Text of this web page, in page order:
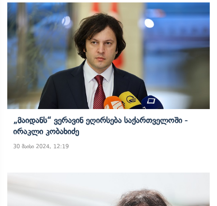
„მაიდანს“ Ვერავინ Ეღირსება Საქართველოში -
Ირაკლი Კობახიძე
30 მაისი 2024, 12:19